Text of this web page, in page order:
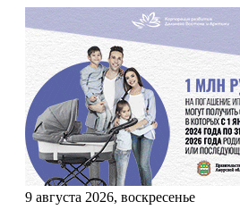
9 августа 2026, воскресенье